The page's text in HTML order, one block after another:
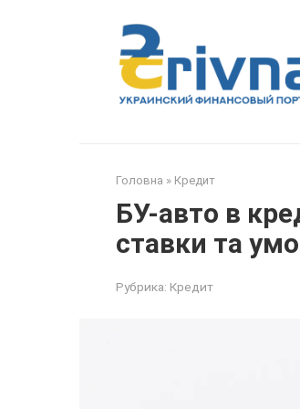
Головна » Кредит
БУ-авто в
ставки та
Рубрика: Кредит